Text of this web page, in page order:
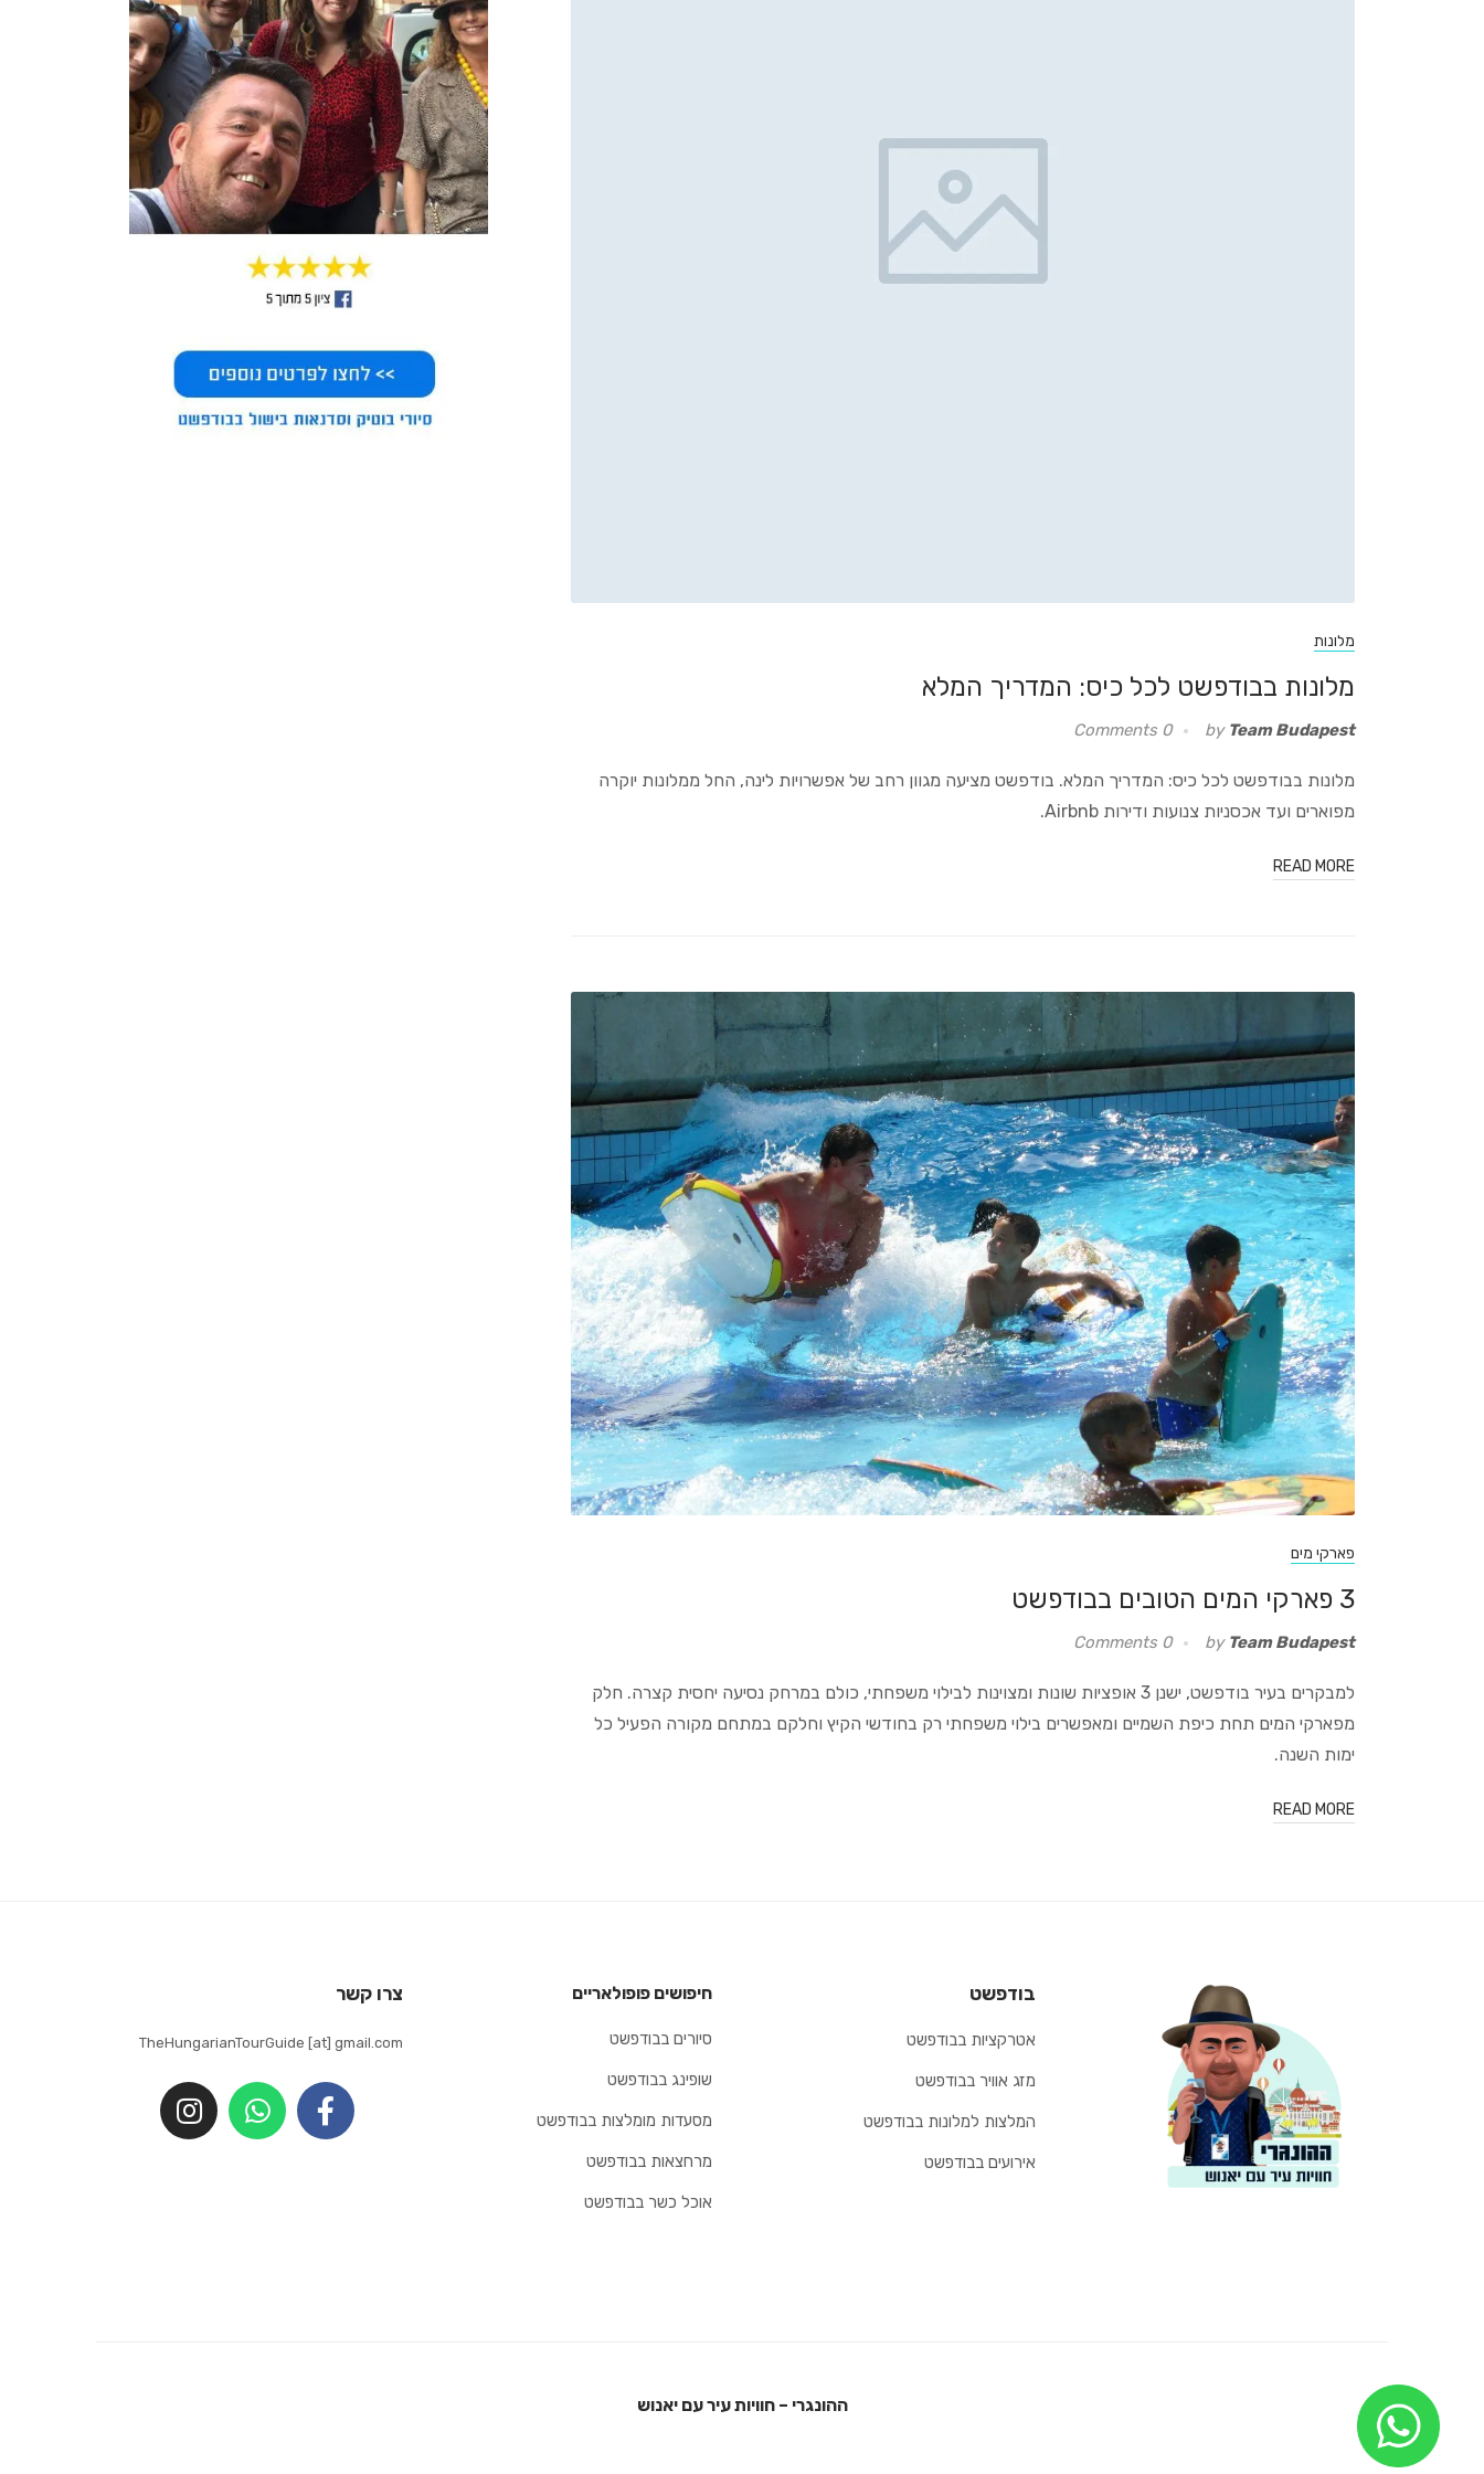
מלונות
מלונות בבודפשט לכל כיס: המדריך המלא
by Team Budapest
0 Comments
מלונות בבודפשט לכל כיס: המדריך המלא. בודפשט מציעה מגוון רחב של אפשרויות לינה, החל ממלונות יוקרה
מפוארים ועד אכסניות צנועות ודירות Airbnb.
READ MORE
פארקי מים
3 פארקי המים הטובים בבודפשט
by Team Budapest
0 Comments
למבקרים בעיר בודפשט, ישנן 3 אופציות שונות ומצוינות לבילוי משפחתי, כולם במרחק נסיעה יחסית קצרה. חלק
מפארקי המים תחת כיפת השמיים ומאפשרים בילוי משפחתי רק בחודשי הקיץ וחלקם במתחם מקורה הפעיל כל
ימות השנה.
READ MORE
בודפשט
אטרקציות בבודפשט
מזג אוויר בבודפשט
המלצות למלונות בבודפשט
אירועים בבודפשט
חיפושים פופולאריים
סיורים בבודפשט
שופינג בבודפשט
מסעדות מומלצות בבודפשט
מרחצאות בבודפשט
אוכל כשר בבודפשט
צרו קשר
TheHungarianTourGuide [at] gmail.com
ההונגרי – חוויות עיר עם יאנוש